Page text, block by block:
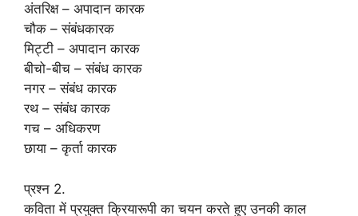
अंतरिक्ष – अपादान कारक
चौक – संबंधकारक
मिट्टी – अपादान कारक
बीचो-बीच – संबंध कारक
नगर – संबंध कारक
रथ – संबंध कारक
गच – अधिकरण
छाया – कृर्ता कारक
प्रश्न 2.
कविता में प्रयुक्त क्रियारूपी का चयन करते हुए उनकी काल